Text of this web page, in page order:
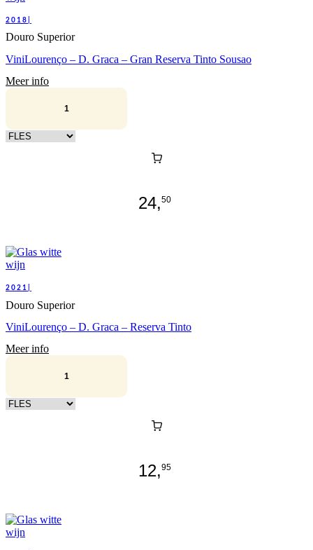
2018|
Douro Superior
ViniLourenço – D. Graca – Gran Reserva Tinto Sousao
Meer info
Kies verpakking
24,50
2021|
Douro Superior
ViniLourenço – D. Graca – Reserva Tinto
Meer info
Kies verpakking
12,95